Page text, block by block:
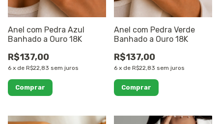
Anel com Pedra Azul
Banhado a Ouro 18K
R$137,00
6 x de R$22,83 sem juros
Comprar
Anel com Pedra Verde
Banhado a Ouro 18K
R$137,00
6 x de R$22,83 sem juros
Comprar